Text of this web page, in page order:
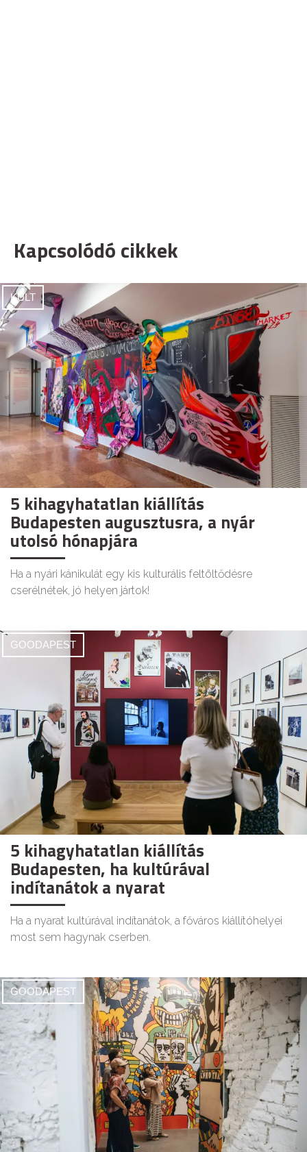
Kapcsolódó cikkek
KULT
5 kihagyhatatlan kiállítás
Budapesten augusztusra, a nyár
utolsó hónapjára
Ha a nyári kánikulát egy kis kulturális feltöltődésre
cserélnétek, jó helyen jártok!
GOODAPEST
5 kihagyhatatlan kiállítás
Budapesten, ha kultúrával
indítanátok a nyarat
Ha a nyarat kultúrával indítanátok, a főváros kiállítóhelyei
most sem hagynak cserben.
GOODAPEST